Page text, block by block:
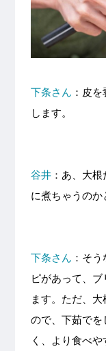
下条さん ：皮
します。
谷井：あ、大根
に煮ちゃうのか
下条さん ：そ
ピがあって、
ます。ただ、
ので、下茹でを
く、より食べや